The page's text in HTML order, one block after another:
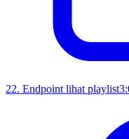
22. Endpoint lihat playlist